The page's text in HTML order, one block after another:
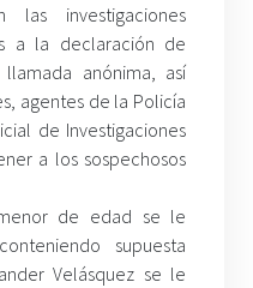
las investigaciones
a la declaración de
anónima, así
agentes de la Policía
de Investigaciones
a los sospechosos
de edad se le
supuesta
Velásquez se le